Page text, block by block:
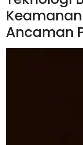
Ancaman